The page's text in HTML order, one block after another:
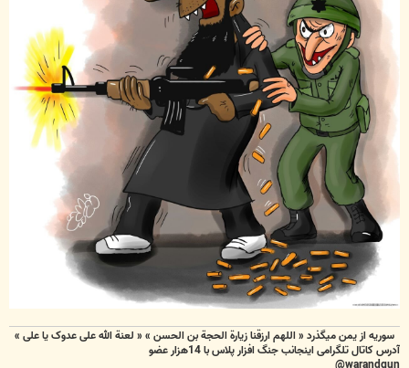
سوریه از یمن میگذرد « اللهم ارزقنا زيارة الحجة بن الحسن » « لعنة الله علی عدوک یا علی »
آدرس کاتال تلگرامی اینجانب جنگ افزار پلاس با 14هزار عضو